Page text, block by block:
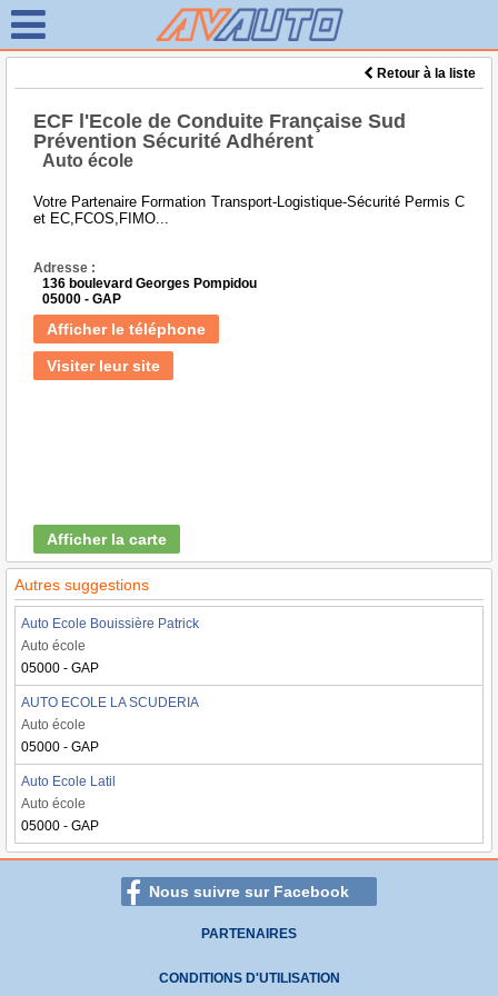
Retour à la liste
ECF l'Ecole de Conduite Française Sud
Prévention Sécurité Adhérent
Auto école
Votre Partenaire Formation Transport-Logistique-Sécurité Permis C
et EC,FCOS,FIMO...
Adresse :
136 boulevard Georges Pompidou
05000 - GAP
Afficher le téléphone
Visiter leur site
Afficher la carte
Autres suggestions
Auto Ecole Bouissière Patrick
Auto école
05000 - GAP
AUTO ECOLE LA SCUDERIA
Auto école
05000 - GAP
Auto Ecole Latil
Auto école
05000 - GAP
Nous suivre sur Facebook
PARTENAIRES
CONDITIONS D'UTILISATION